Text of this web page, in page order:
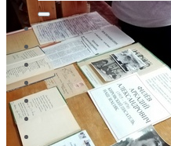
искать:
Поиск